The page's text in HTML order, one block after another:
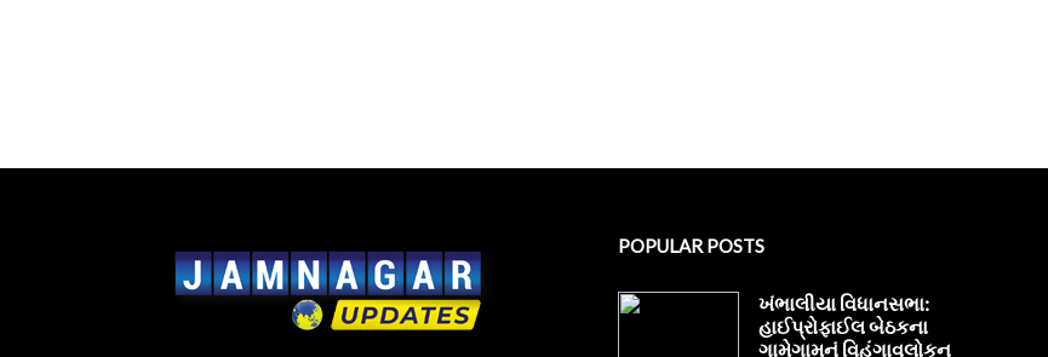
POPULAR POSTS
ખંભાલીયા વિધાનસભા:
હાઈપ્રોફાઈલ બેઠકના
ગામેગામનું વિહંગાવલોકન